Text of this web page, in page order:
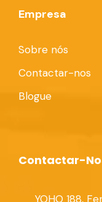
Empresa
Sobre nós
Contactar-nos
Blogue
Contactar-
YOHO 188,